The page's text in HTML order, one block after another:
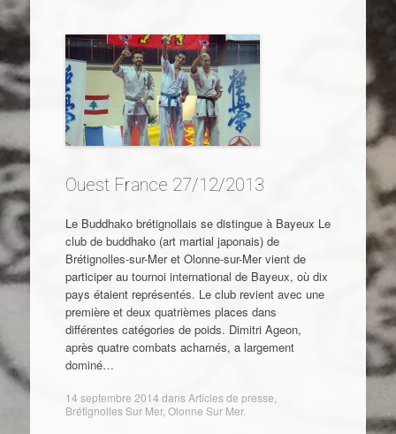
Ouest France 27/12/2013
Le Buddhako brétignollais se distingue à Bayeux Le
club de buddhako (art martial japonais) de
Brétignolles-sur-Mer et Olonne-sur-Mer vient de
participer au tournoi international de Bayeux, où dix
pays étaient représentés. Le club revient avec une
première et deux quatrièmes places dans
différentes catégories de poids. Dimitri Ageon,
après quatre combats acharnés, a largement
dominé…
14 septembre 2014 dansArticles de presse
Brétignolles Sur Mer, Olonne Sur Mer.